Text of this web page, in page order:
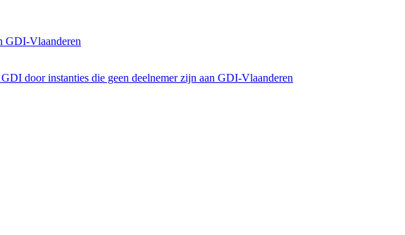
GDI-Vlaanderen
door instanties die geen deelnemer zijn aan GDI-Vlaanderen